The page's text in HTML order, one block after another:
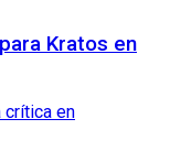
Kratos en